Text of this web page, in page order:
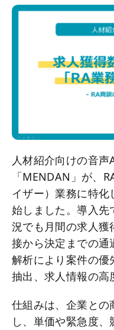
人材紹介向けの音声
「MENDAN」が、
イザー）業務に特
始しました。導入先
況でも月間の求人
接から決定までの
解析により案件の
抽出、求人情報の高
仕組みは、企業との
し、単価や緊急度